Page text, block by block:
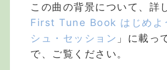
この曲の背景について、詳
First Tune Book はじめよ
シュ・セッション 」に載っ
で、ご覧ください。